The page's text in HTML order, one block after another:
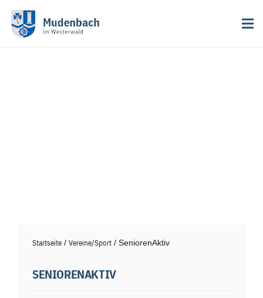
Startseite / Vereine/Sport / SeniorenAktiv
SENIORENAKTIV